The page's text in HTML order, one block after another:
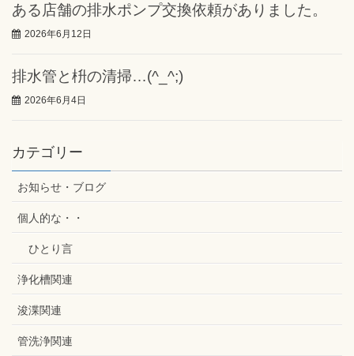
ある店舗の排水ポンプ交換依頼がありました。
2026年6月12日
排水管と枡の清掃…(^_^;)
2026年6月4日
カテゴリー
お知らせ・ブログ
個人的な・・
ひとり言
浄化槽関連
浚渫関連
管洗浄関連